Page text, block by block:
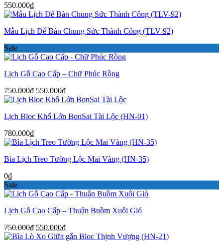
550.000₫
Mẫu Lịch Để Bàn Chung Sức Thành Công (TLV-92)
Sale
Lịch Gỗ Cao Cấp – Chữ Phúc Rồng
750.000₫ Giá
gốc
750.000₫.
550.000₫Giá
hiện
là:
Lịch Bloc Khổ Lớn BonSai Tài Lộc (HN-01)
780.000₫
Bìa Lịch Treo Tường Lộc Mai Vàng (HN-35)
0₫
Sale
Lịch Gỗ Cao Cấp – Thuận Buồm Xuôi Gió
750.000₫ Giá
gốc
550.000₫Giá
hiện